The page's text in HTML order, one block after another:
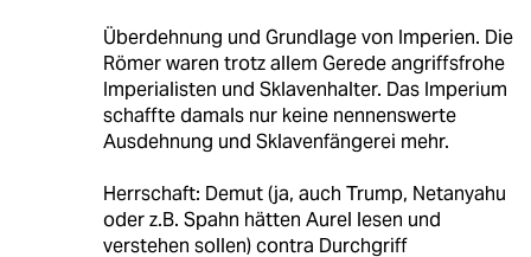
Überdehnung und Grundlage von Imperien. Die
Römer waren trotz allem Gerede angriffsfrohe
Imperialisten und Sklavenhalter. Das Imperium
schaffte damals nur keine nennenswerte
Ausdehnung und Sklavenfängerei mehr.
Herrschaft: Demut (ja, auch Trump, Netanyahu
oder z.B. Spahn hätten Aurel lesen und
verstehen sollen) contra Durchgriff